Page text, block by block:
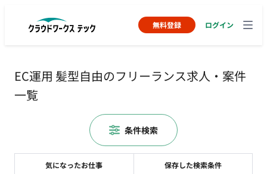
無料登録 ログイン
EC運用 髪型自由のフリーランス求人・案件
一覧
気になったお仕事 保存した検索条件
条件検索